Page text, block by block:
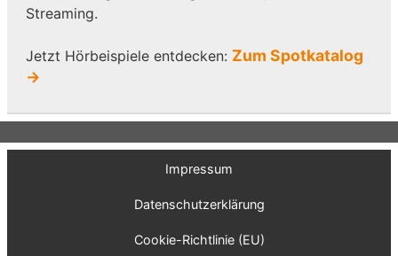
Streaming.
Jetzt Hörbeispiele entdecken: Zum Spotkatalog
→
Impressum
Datenschutzerklärung
Cookie-Richtlinie (EU)